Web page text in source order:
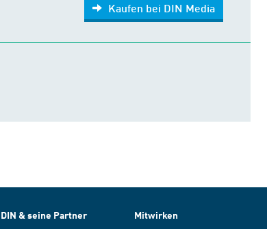
Kaufen bei DIN Media
DIN & seine Partner Mitwirken